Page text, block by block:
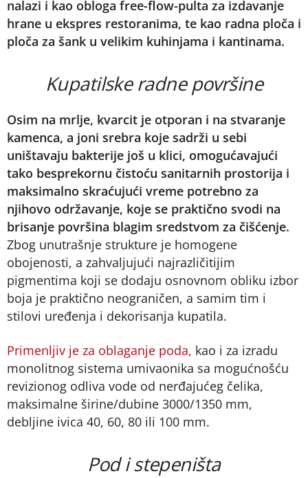
nalazi i kao obloga free-flow-pulta za izdavanje
hrane u ekspres restoranima, te kao radna ploča i
ploča za šank u velikim kuhinjama i kantinama.
Kupatilske radne površine
Osim na mrlje, kvarcit je otporan i na stvaranje
kamenca, a joni srebra koje sadrži u sebi
uništavaju bakterije još u klici, omogućavajući
tako besprekornu čistoću sanitarnih prostorija i
maksimalno skraćujući vreme potrebno za
njihovo održavanje, koje se praktično svodi na
brisanje površina blagim sredstvom za čišćenje.
Zbog unutrašnje strukture je homogene
obojenosti, a zahvaljujući najrazličitijim
pigmentima koji se dodaju osnovnom obliku izbor
boja je praktično neograničen, a samim tim i
stilovi uređenja i dekorisanja kupatila.
Primenljiv je za oblaganje poda, kao i za izradu
monolitnog sistema umivaonika sa mogućnošću
revizionog odliva vode od nerđajućeg čelika,
maksimalne širine/dubine 3000/1350 mm,
debljine ivica 40, 60, 80 ili 100 mm.
Pod i stepeništa